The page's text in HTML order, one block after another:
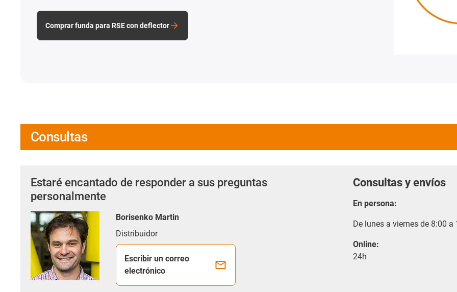
Comprar funda para RSE con deflector
Consultas
Estaré encantado de responder a sus preguntas
personalmente
Borisenko Martin
Distribuidor
Escribir un correo
electrónico
Consultas y envíos
En persona:
De lunes a viernes de 8:00 a
Online:
24h